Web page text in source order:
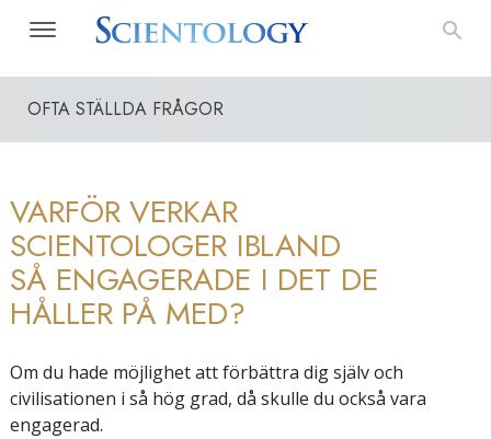
OFTA STÄLLDA FRÅGOR
VARFÖR VERKAR
SCIENTOLOGER IBLAND
SÅ ENGAGERADE I DET DE
HÅLLER PÅ MED?
Om du hade möjlighet att förbättra dig själv och
civilisationen i så hög grad, då skulle du också vara
engagerad.